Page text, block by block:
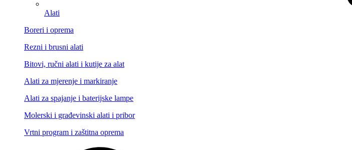
Alati
Boreri i oprema
Rezni i brusni alati
Bitovi, ručni alati i kutije za alat
Alati za mjerenje i markiranje
Alati za spajanje i baterijske lampe
Molerski i građevinski alati i pribor
Vrtni program i zaštitna oprema